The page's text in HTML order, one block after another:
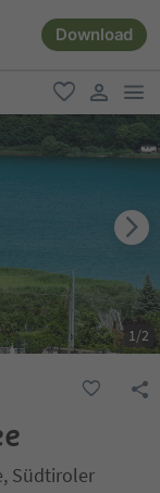
Download
favorit
user link
1/2
Südtiroler